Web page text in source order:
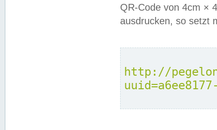
QR-Code von 4cm ×
ausdrucken, so setzt
http://